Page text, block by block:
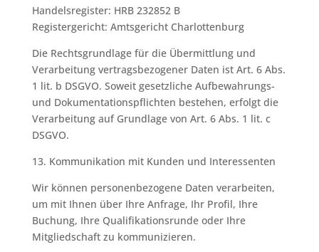
Handelsregister: HRB 232852 B
Registergericht: Amtsgericht Charlottenburg
Die Rechtsgrundlage für die Übermittlung und
Verarbeitung vertragsbezogener Daten ist Art. 6 Abs.
1 lit. b DSGVO. Soweit gesetzliche Aufbewahrungs-
und Dokumentationspflichten bestehen, erfolgt die
Verarbeitung auf Grundlage von Art. 6 Abs. 1 lit. c
DSGVO.
13. Kommunikation mit Kunden und Interessenten
Wir können personenbezogene Daten verarbeiten,
um mit Ihnen über Ihre Anfrage, Ihr Profil, Ihre
Buchung, Ihre Qualifikationsrunde oder Ihre
Mitgliedschaft zu kommunizieren.